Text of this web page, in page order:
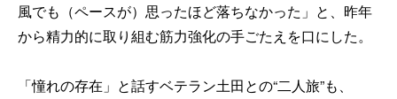
風でも（ペースが）思ったほど落ちなかった」と、昨年
から精力的に取り組む筋力強化の手ごたえを口にした。
「憧れの存在」と話すベテラン土田との“二人旅”も、